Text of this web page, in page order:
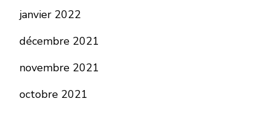
janvier 2022
décembre 2021
novembre 2021
octobre 2021